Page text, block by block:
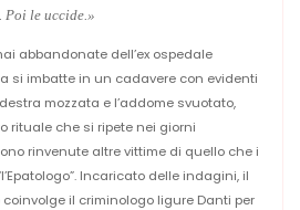
Poi le uccide.»
abbandonate dell’ex ospedale
si imbatte in un cadavere con evidenti
mozzata e l’addome svuotato,
rituale che si ripete nei giorni
rinvenute altre vittime di quello che i
Incaricato delle indagini, il
il criminologo ligure Danti per